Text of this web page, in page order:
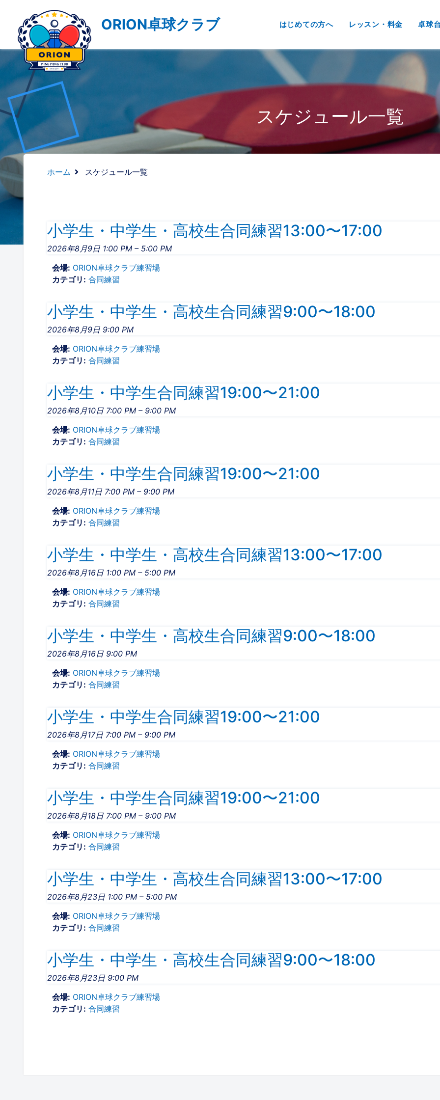
ORION卓球クラブ はじめての方へ レッスン・料金 卓球
Warning: Attempt to read property "post_name" on null in/home/gallant2012/orion-takkyu.com/public_html/wp-
スケジュール一覧
ホーム スケジュール一覧
小学生・中学生・高校生合同練習13:00〜17:00
2026年8月9日 1:00 PM – 5:00 PM
会場: ORION卓球クラブ練習場
カテゴリ: 合同練習
小学生・中学生・高校生合同練習9:00〜18:00
2026年8月9日 9:00 PM
会場: ORION卓球クラブ練習場
カテゴリ: 合同練習
小学生・中学生合同練習19:00〜21:00
2026年8月10日 7:00 PM – 9:00 PM
会場: ORION卓球クラブ練習場
カテゴリ: 合同練習
小学生・中学生合同練習19:00〜21:00
2026年8月11日 7:00 PM – 9:00 PM
会場: ORION卓球クラブ練習場
カテゴリ: 合同練習
小学生・中学生・高校生合同練習13:00〜17:00
2026年8月16日 1:00 PM – 5:00 PM
会場: ORION卓球クラブ練習場
カテゴリ: 合同練習
小学生・中学生・高校生合同練習9:00〜18:00
2026年8月16日 9:00 PM
会場: ORION卓球クラブ練習場
カテゴリ: 合同練習
小学生・中学生合同練習19:00〜21:00
2026年8月17日 7:00 PM – 9:00 PM
会場: ORION卓球クラブ練習場
カテゴリ: 合同練習
小学生・中学生合同練習19:00〜21:00
2026年8月18日 7:00 PM – 9:00 PM
会場: ORION卓球クラブ練習場
カテゴリ: 合同練習
小学生・中学生・高校生合同練習13:00〜17:00
2026年8月23日 1:00 PM – 5:00 PM
会場: ORION卓球クラブ練習場
カテゴリ: 合同練習
小学生・中学生・高校生合同練習9:00〜18:00
2026年8月23日 9:00 PM
会場: ORION卓球クラブ練習場
カテゴリ: 合同練習